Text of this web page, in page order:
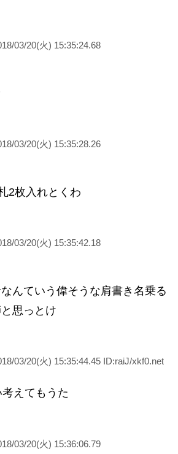
03/20(火) 15:35:24.68
03/20(火) 15:35:28.26
2枚入れとくわ
03/20(火) 15:35:42.18
んていう偉そうな肩書き名乗る
思っとけ
03/20(火) 15:35:44.45 ID:raiJ/xkf0.net
えてもうた
03/20(火) 15:36:06.79